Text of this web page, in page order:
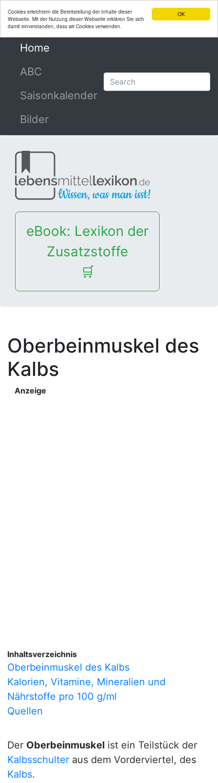
OK
Cookies erleichtern die Bereitstellung der Inhalte dieser
Webseite. Mit der Nutzung dieser Webseite erklären Sie sich
damit einverstanden, dass wir Cookies verwenden.
Home
ABC
Saisonkalender
Bilder
eBook: Lexikon der
Zusatzstoffe
🛒
Oberbeinmuskel des
Kalbs
Anzeige
Inhaltsverzeichnis
Oberbeinmuskel des Kalbs
Kalorien, Vitamine, Mineralien und
Nährstoffe pro 100 g/ml
Quellen
Der Oberbeinmuskel ist ein Teilstück der
Kalbsschulter aus dem Vorderviertel, des
Kalbs.